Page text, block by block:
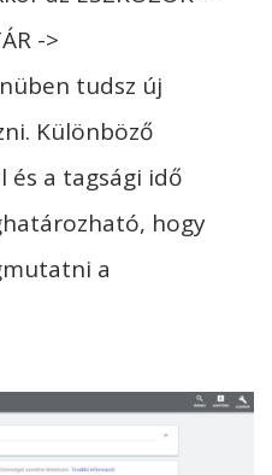
->
tudsz új
Különböző
és a tagsági idő
hogy
a